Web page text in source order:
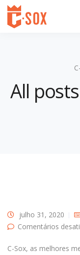
All
julho 31, 2020
Comentários
C-Sox, as melhores